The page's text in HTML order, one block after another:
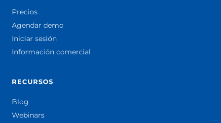
Precios
Agendar demo
Iniciar sesión
Información comercial
RECURSOS
Blog
Webinars